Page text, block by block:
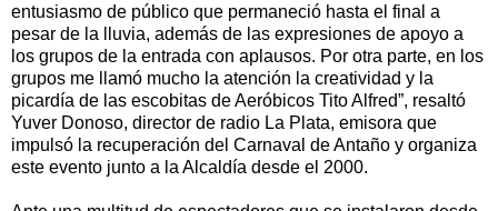
entusiasmo de público que permaneció hasta el final a
pesar de la lluvia, además de las expresiones de apoyo a
los grupos de la entrada con aplausos. Por otra parte, en los
grupos me llamó mucho la atención la creatividad y la
picardía de las escobitas de Aeróbicos Tito Alfred”, resaltó
Yuver Donoso, director de radio La Plata, emisora que
impulsó la recuperación del Carnaval de Antaño y organiza
este evento junto a la Alcaldía desde el 2000.